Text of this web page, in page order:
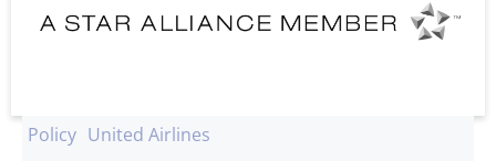
Policy United Airlines